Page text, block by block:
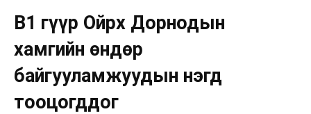
B1 гүүр Ойрх Дорнодын
хамгийн өндөр
байгууламжуудын нэгд
тооцогддог